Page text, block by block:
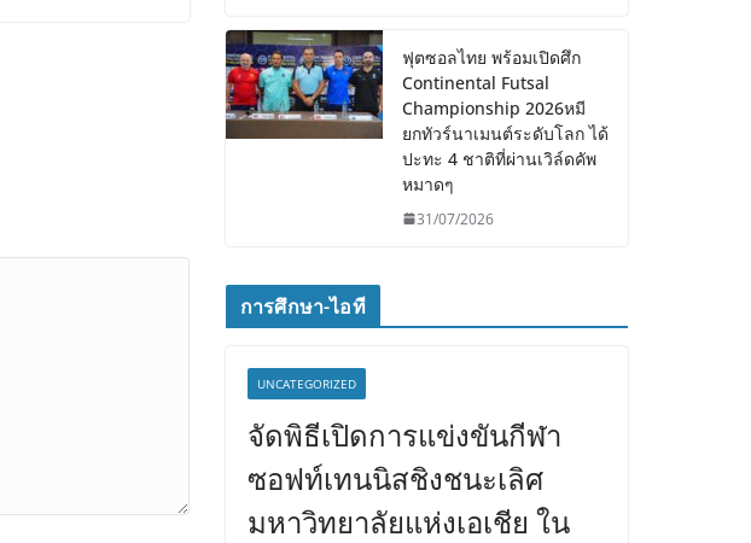
ฟุตซอลไทย พร้อมเปิดศึก
Continental Futsal
Championship 2026หมี
ยกทัวร์นาเมนต์ระดับโลก ได้
ปะทะ 4 ชาติที่ผ่านเวิล์ดคัพ
หมาดๆ
31/07/2026
การศึกษา-ไอที
UNCATEGORIZED
จัดพิธีเปิดการแข่งขันกีฬา
ซอฟท์เทนนิสชิงชนะเลิศ
มหาวิทยาลัยแห่งเอเชีย ใน